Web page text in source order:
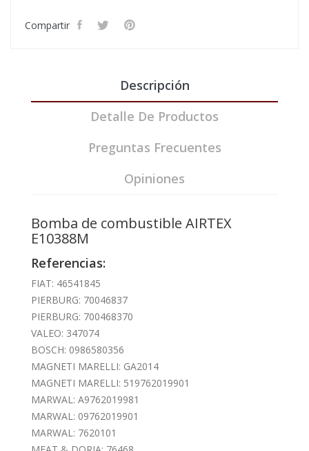
Compartir
Descripción
Detalle De Productos
Preguntas Frecuentes
Opiniones
Bomba de combustible AIRTEX
E10388M
Referencias:
FIAT: 46541845
PIERBURG: 70046837
PIERBURG: 700468370
VALEO: 347074
BOSCH: 0986580356
MAGNETI MARELLI: GA2014
MAGNETI MARELLI: 519762019901
MARWAL: A9762019981
MARWAL: 09762019901
MARWAL: 7620101